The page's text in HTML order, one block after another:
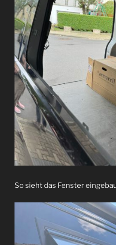
So sieht das Fenster